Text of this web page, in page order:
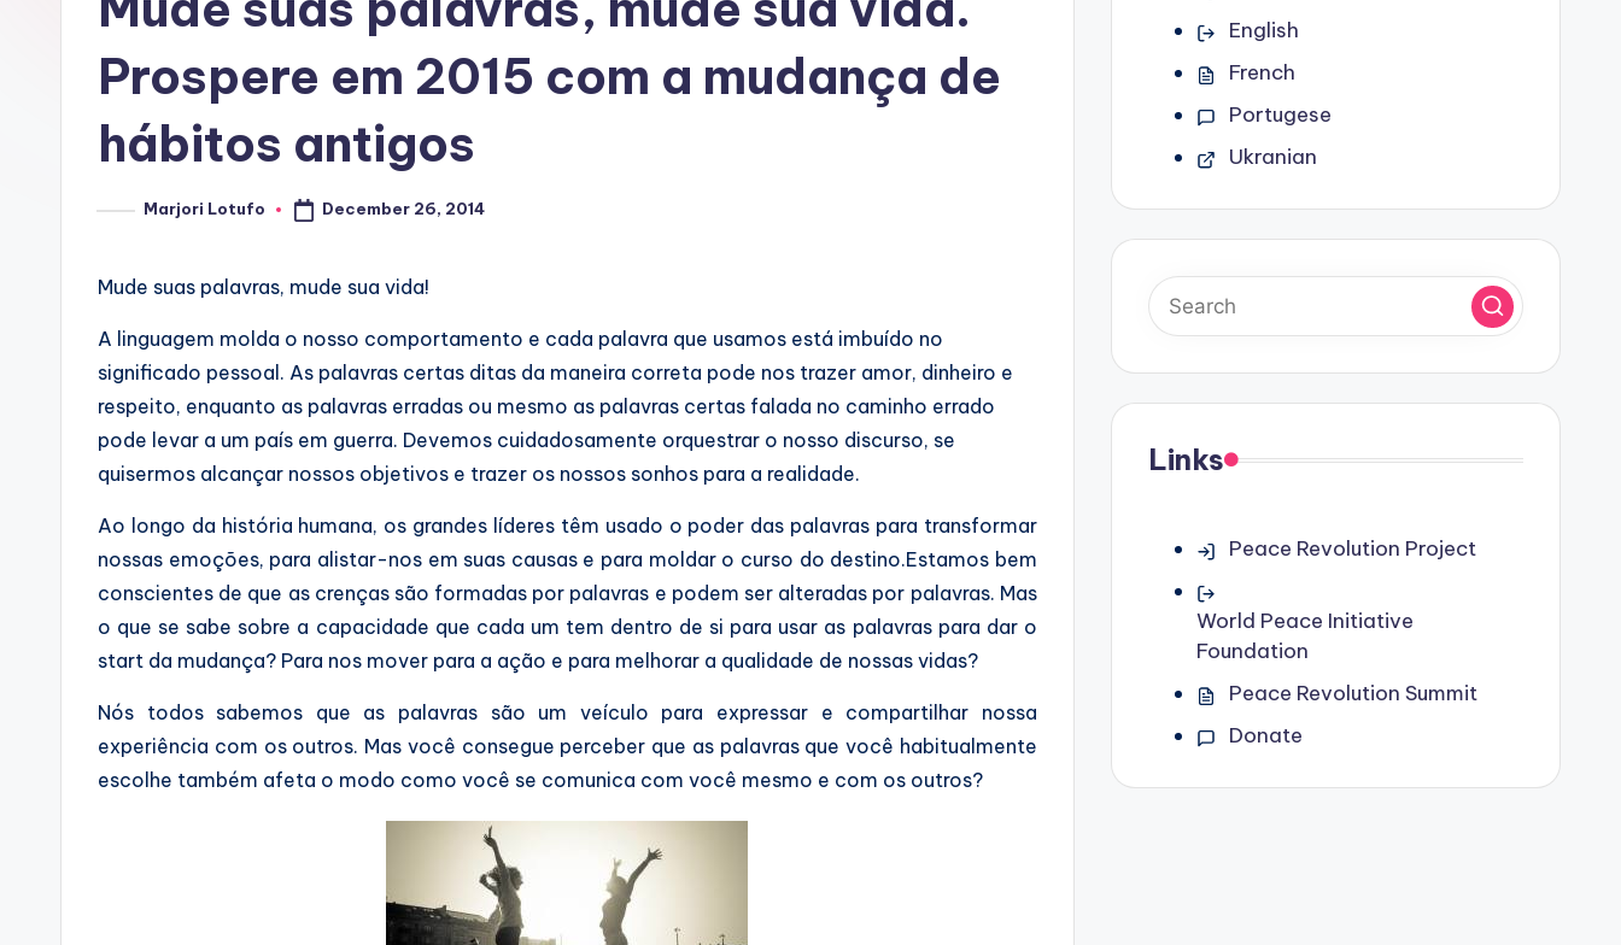
Prospere em 2015 com a mudança de
hábitos antigos
PostedMarjori Lotufo December 26, 2014
Mude suas palavras, mude sua vida!
A linguagem molda o nosso comportamento e cada palavra que usamos está imbuído no
significado pessoal. As palavras certas ditas da maneira correta pode nos trazer amor, dinheiro e
respeito, enquanto as palavras erradas ou mesmo as palavras certas falada no caminho errado
pode levar a um país em guerra. Devemos cuidadosamente orquestrar o nosso discurso, se
quisermos alcançar nossos objetivos e trazer os nossos sonhos para a realidade.
Ao longo da história humana, os grandes líderes têm usado o poder das palavras para transformar
nossas emoções, para alistar-nos em suas causas e para moldar o curso do destino.Estamos bem
conscientes de que as crenças são formadas por palavras e podem ser alteradas por palavras. Mas
o que se sabe sobre a capacidade que cada um tem dentro de si para usar as palavras para dar o
start da mudança? Para nos mover para a ação e para melhorar a qualidade de nossas vidas?
Nós todos sabemos que as palavras são um veículo para expressar e compartilhar nossa
experiência com os outros. Mas você consegue perceber que as palavras que você habitualmente
escolhe também afeta o modo como você se comunica com você mesmo e com os outros?
English
French
Portugese
Ukranian
Links
Peace Revolution Project
World Peace Initiative
Foundation
Peace Revolution Summit
Donate